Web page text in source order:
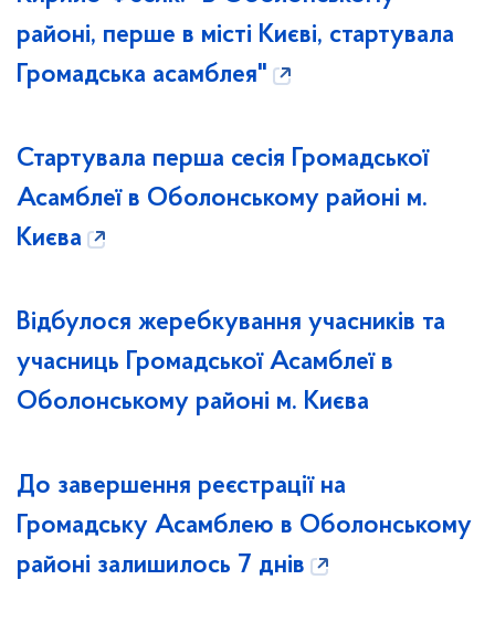
районі, перше в місті Києві, стартувала
Громадська асамблея"
Стартувала перша сесія Громадської
Асамблеї в Оболонському районі м.
Києва
Відбулося жеребкування учасників та
учасниць Громадської Асамблеї в
Оболонському районі м. Києва
До завершення реєстрації на
Громадську Асамблею в Оболонському
районі залишилось 7 днів